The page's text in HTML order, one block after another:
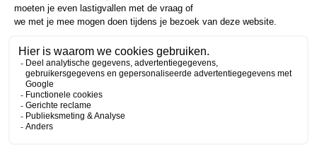
Inschrijven
FacebookInstagramLinkedInYouTubeSpotify
Copyright 2026